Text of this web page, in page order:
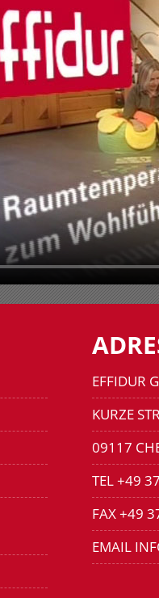
EFFIDUR
KURZE
09117
TEL +49
FAX +49
EMAIL